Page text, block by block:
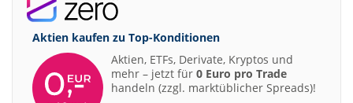
Aktien kaufen zu Top-Konditionen
Aktien, ETFs, Derivate, Kryptos und
mehr – jetzt für 0 Euro pro Trade
handeln (zzgl. marktüblicher Spreads)!